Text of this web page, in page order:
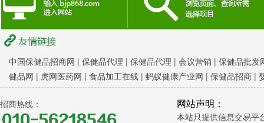
中国保健品招商网 | 保健品代理 | 保健品代理 | 会议营销 | 保健品批发
健品网 | 虎网医药网 | 食品加工在线 | 蚂蚁健康产业网 | 保健品招商 |
招商热线： 网站声明：
本站只提供信息交易平